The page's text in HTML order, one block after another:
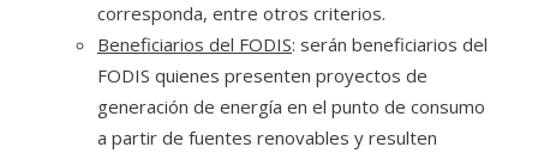
corresponda, entre otros criterios.
Beneficiarios del FODIS: serán beneficiarios del
FODIS quienes presenten proyectos de
generación de energía en el punto de consumo
a partir de fuentes renovables y resulten